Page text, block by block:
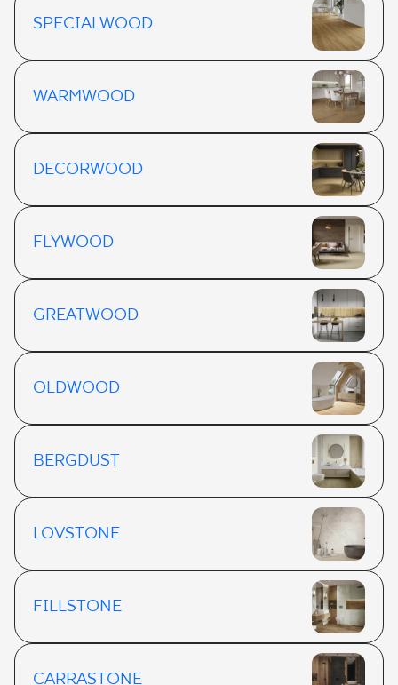
SPECIALWOOD
WARMWOOD
DECORWOOD
FLYWOOD
GREATWOOD
OLDWOOD
BERGDUST
LOVSTONE
FILLSTONE
CARRASTONE